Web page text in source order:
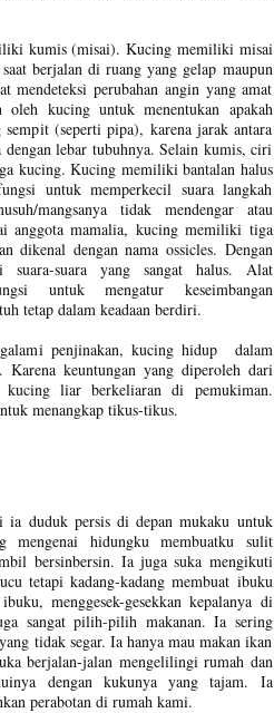
kumis (misai). Kucing memiliki misai
berjalan di ruang yang gelap maupun
mendeteksi perubahan angin yang amat
kucing untuk menentukan apakah
(seperti pipa), karena jarak antara
lebar tubuhnya. Selain kumis, ciri
kucing. Kucing memiliki bantalan halus
untuk memperkecil suara langkah
mangsanya tidak mendengar atau
anggota mamalia, kucing memiliki tiga
dikenal dengan nama ossicles. Dengan
suara yang sangat halus. Alat
untuk mengatur keseimbangan
tetap dalam keadaan berdiri.
penjinakan, kucing hidup dalam
Karena keuntungan yang diperoleh dari
kucing liar berkeliaran di pemukiman.
menangkap tikus-tikus.
ia duduk persis di depan mukaku untuk
mengenai hidungku membuatku sulit
bersinbersin. Ia juga suka mengikuti
tetapi kadang-kadang membuat ibuku
menggesek-gesekkan kepalanya di
sangat pilih-pilih makanan. Ia sering
tidak segar. Ia hanya mau makan ikan
berjalan-jalan mengelilingi rumah dan
dengan kukunya yang tajam. Ia
perabotan di rumah kami.